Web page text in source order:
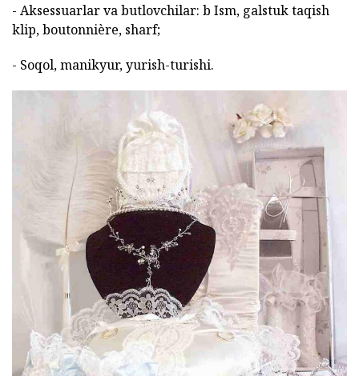
- Aksessuarlar va butlovchilar: b Ism, galstuk taqish
klip, boutonnière, sharf;
- Soqol, manikyur, yurish-turishi.